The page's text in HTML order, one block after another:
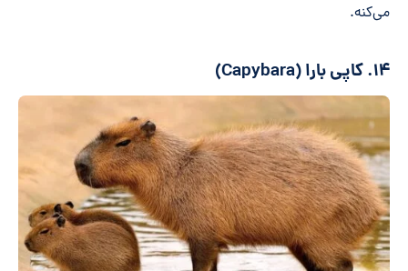
می‌کنه.
۱۴. کاپی ‌بارا (Capybara)